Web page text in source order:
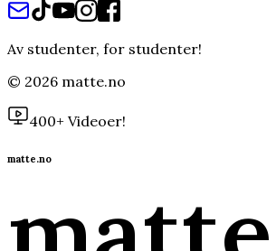
Av studenter, for studenter!
© 2026 matte.no
400+ Videoer!
matte.no